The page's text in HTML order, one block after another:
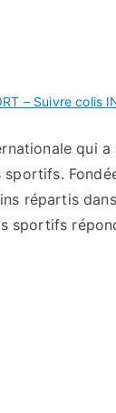
– Suivre colis
qui
répartis
sportifs